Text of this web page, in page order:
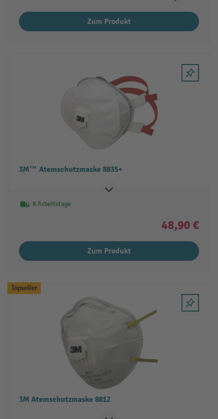
Zum Produkt
3M™ Atemschutzmaske 8835+
8 Arbeitstage
48,90 €
Zum Produkt
Topseller
3M Atemschutzmaske 8812